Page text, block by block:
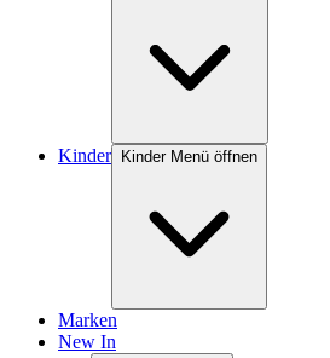
Kinder Kinder Menü öffnen
Marken
New In